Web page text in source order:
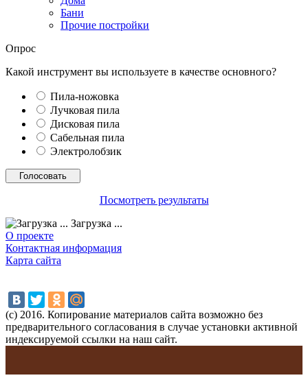
Бани
Прочие постройки
Опрос
Какой инструмент вы используете в качестве основного?
Пила-ножовка
Лучковая пила
Дисковая пила
Сабельная пила
Электролобзик
Посмотреть результаты
Загрузка ...
О проекте
Контактная информация
Карта сайта
(с) 2016. Копирование материалов сайта возможно без
предварительного согласования в случае установки активной
индексируемой ссылки на наш сайт.